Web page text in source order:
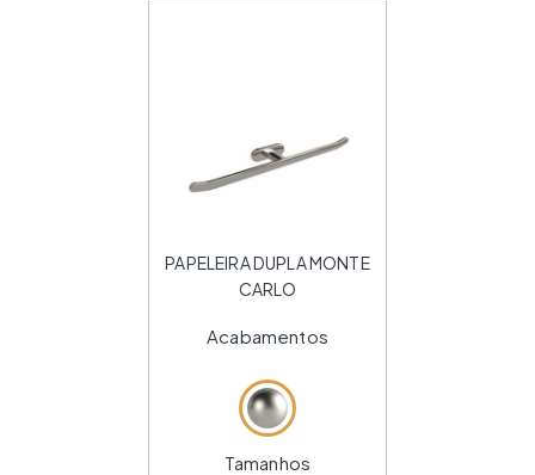
PAPELEIRA DUPLA MONTE
CARLO
Acabamentos
Tamanhos